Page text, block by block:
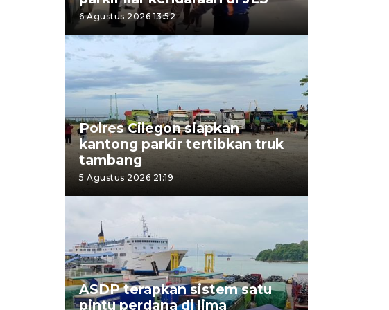
6 Agustus 2026 13:52
Polres Cilegon siapkan
kantong parkir tertibkan truk
tambang
5 Agustus 2026 21:19
ASDP terapkan sistem satu
pintu perdana di lima